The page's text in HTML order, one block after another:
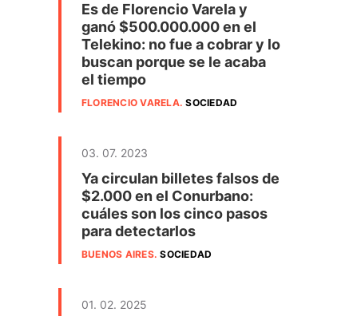
Es de Florencio Varela y
ganó $500.000.000 en el
Telekino: no fue a cobrar y lo
buscan porque se le acaba
el tiempo
FLORENCIO VARELA.SOCIEDAD
03. 07. 2023
Ya circulan billetes falsos de
$2.000 en el Conurbano:
cuáles son los cinco pasos
para detectarlos
BUENOS AIRES.SOCIEDAD
01. 02. 2025